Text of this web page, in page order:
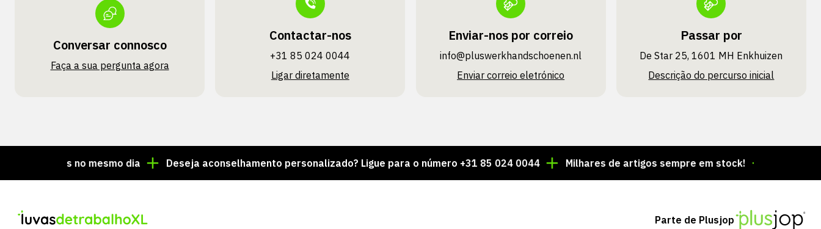
Conversar connosco
Faça a sua pergunta agora
Contactar-nos
+31 85 024 0044
Ligar diretamente
Enviar-nos por correio
info@pluswerk­handschoenen.nl
Enviar correio eletrónico
Passar por
De Star 25, 1601 MH Enkhuizen
Descrição do percurso inicial
no mesmo dia Deseja aconselhamento personalizado? Ligue para o número +31 85 024 0044 Milhares de artigos sempre em stock! Encomendas
Parte de Plusjop